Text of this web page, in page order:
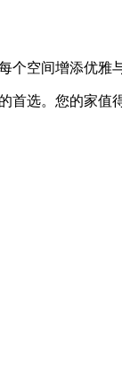
个空间增添优雅
首选。您的家值